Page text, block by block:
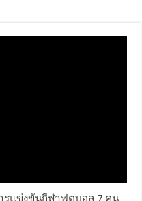
รแข่งขันกีฬาฟุตบอล 7 คน